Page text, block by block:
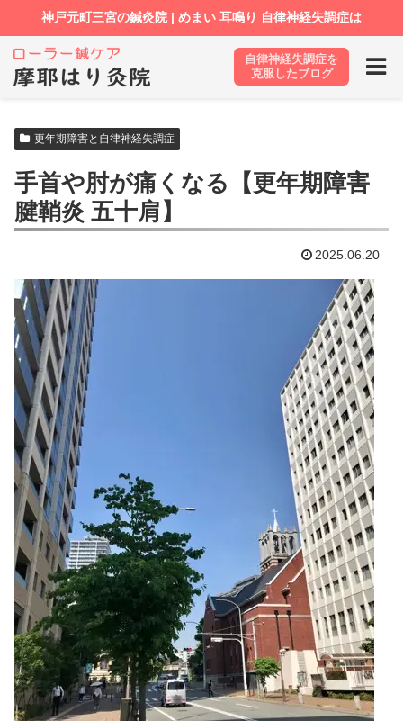
ホーム ブログ 更年期障害と自律神経失調症
更年期障害と自律神経失調症
手首や肘が痛くなる【更年期障害
腱鞘炎 五十肩】
2025.06.20
自律神経失調症を
克服したブログ